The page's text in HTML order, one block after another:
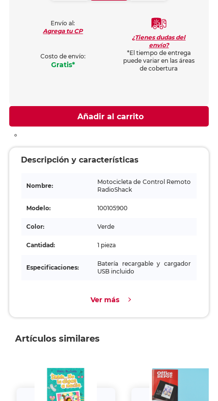
Envío al:
Agrega tu CP
Costo de envío:
Gratis*
¿Tienes dudas del
envío?
*El tiempo de entrega
puede variar en las áreas
de cobertura
Añadir al carrito
Descripción y características
Nombre:
Motocicleta de Control Remoto
RadioShack
Modelo: 100105900
Color: Verde
Cantidad: 1 pieza
Especificaciones:
Batería recargable y cargador
USB incluido
Ver más
Artículos similares